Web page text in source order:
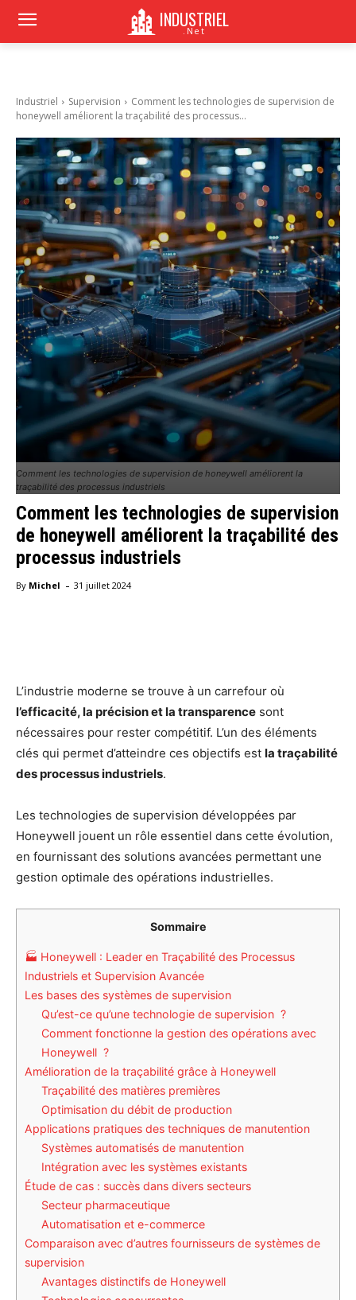
INDUSTRIEL
.Net
Industriel Supervision
Comment les technologies de supervision de
honeywell améliorent la traçabilité des processus...
Comment les technologies de supervision de honeywell améliorent la
traçabilité des processus industriels
Comment les technologies de supervision
de honeywell améliorent la traçabilité des
processus industriels
By Michel - 31 juillet 2024
L’industrie moderne se trouve à un carrefour où
l’efficacité, la précision et la transparence sont
nécessaires pour rester compétitif. L’un des éléments
clés qui permet d’atteindre ces objectifs est la traçabilité
des processus industriels.
Les technologies de supervision développées par
Honeywell jouent un rôle essentiel dans cette évolution,
en fournissant des solutions avancées permettant une
gestion optimale des opérations industrielles.
Sommaire
🏭 Honeywell : Leader en Traçabilité des Processus
Industriels et Supervision Avancée
Les bases des systèmes de supervision
Qu’est-ce qu’une technologie de supervision ?
Comment fonctionne la gestion des opérations avec
Honeywell ?
Amélioration de la traçabilité grâce à Honeywell
Traçabilité des matières premières
Optimisation du débit de production
Applications pratiques des techniques de manutention
Systèmes automatisés de manutention
Intégration avec les systèmes existants
Étude de cas : succès dans divers secteurs
Secteur pharmaceutique
Automatisation et e-commerce
Comparaison avec d’autres fournisseurs de systèmes de
supervision
Avantages distinctifs de Honeywell